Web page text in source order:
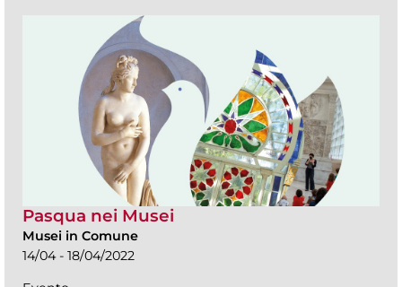
Pasqua nei Musei
Musei in Comune
14/04 - 18/04/2022